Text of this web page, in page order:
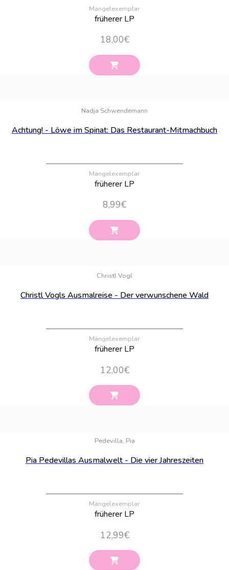
Mängelexemplar
früherer LP
18,00€
Nadja Schwendemann
Achtung! - Löwe im Spinat: Das Restaurant-Mitmachbuch
Mängelexemplar
früherer LP
8,99€
Christl Vogl
Christl Vogls Ausmalreise - Der verwunschene Wald
Mängelexemplar
früherer LP
12,00€
Pedevilla, Pia
Pia Pedevillas Ausmalwelt - Die vier Jahreszeiten
Mängelexemplar
früherer LP
12,99€